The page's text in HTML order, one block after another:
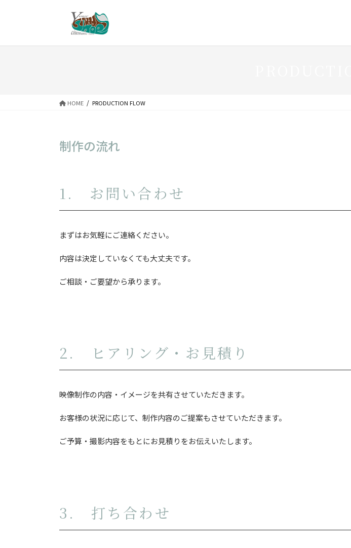
ン
ー
HOME PRODUCTION FLOW
制作の流れ
​1. お問い合わせ
まずはお気軽にご連絡ください。
内容は決定していなくても大丈夫です。
ご相談・ご要望から承ります。
2. ヒアリング・お見積り
映像制作の内容・イメージを共有させていただきます。
お客様の状況に応じて、制作内容のご提案もさせていただきます。
ご予算・撮影内容をもとにお見積りをお伝えいたします。
3. 打ち合わせ